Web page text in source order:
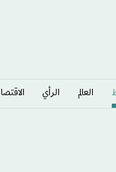
العالم الرأي